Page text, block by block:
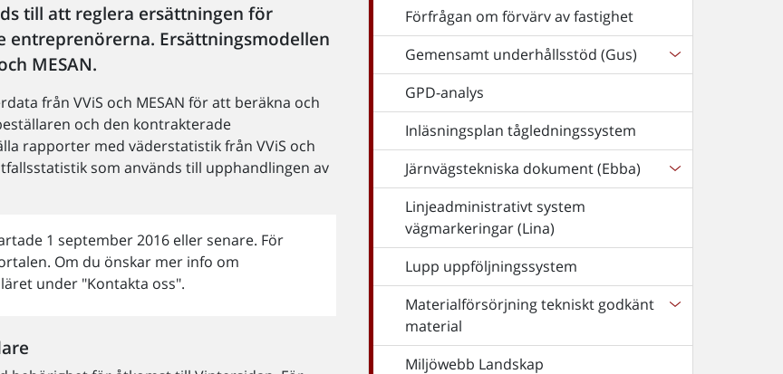
till att reglera ersättningen för
Ersättningsmodellen
MESAN.
från VViS och MESAN för att beräkna och
och den kontrakterade
rapporter med väderstatistik från VViS och
som används till upphandlingen av
1 september 2016 eller senare. För
Om du önskar mer info om
under "Kontakta oss".
Förfrågan om förvärv av fastighet
Gemensamt underhållsstöd (Gus)
GPD-analys
Inläsningsplan tågledningssystem
Järnvägstekniska dokument (Ebba)
Linjeadministrativt system
vägmarkeringar (Lina)
Lupp uppföljningssystem
Materialförsörjning tekniskt godkänt
material
Miljöwebb Landskap